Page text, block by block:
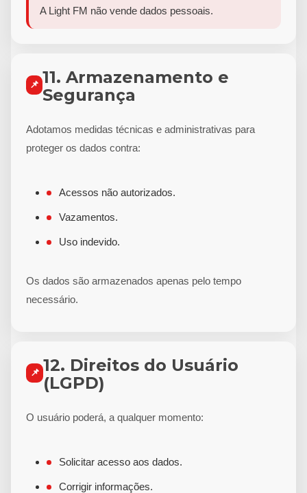
A Light FM não vende dados pessoais.
📌 11. Armazenamento e
Segurança
Adotamos medidas técnicas e administrativas para
proteger os dados contra:
Acessos não autorizados.
Vazamentos.
Uso indevido.
Os dados são armazenados apenas pelo tempo
necessário.
📌 12. Direitos do Usuário
(LGPD)
O usuário poderá, a qualquer momento:
Solicitar acesso aos dados.
Corrigir informações.